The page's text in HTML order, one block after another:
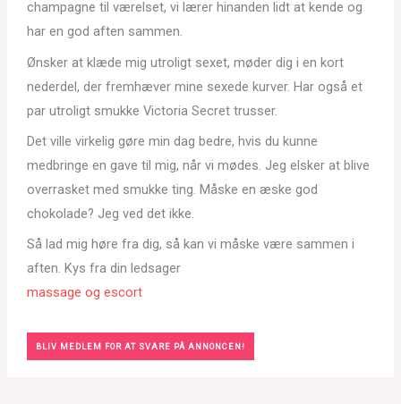
champagne til værelset, vi lærer hinanden lidt at kende og
har en god aften sammen.
Ønsker at klæde mig utroligt sexet, møder dig i en kort
nederdel, der fremhæver mine sexede kurver. Har også et
par utroligt smukke Victoria Secret trusser.
Det ville virkelig gøre min dag bedre, hvis du kunne
medbringe en gave til mig, når vi mødes. Jeg elsker at blive
overrasket med smukke ting. Måske en æske god
chokolade? Jeg ved det ikke.
Så lad mig høre fra dig, så kan vi måske være sammen i
aften. Kys fra din ledsager
massage og escort
BLIV MEDLEM FOR AT SVARE PÅ ANNONCEN!